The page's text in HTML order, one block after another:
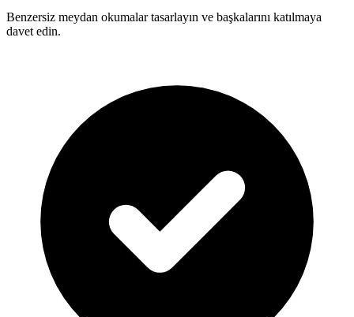
Benzersiz meydan okumalar tasarlayın ve başkalarını katılmaya
davet edin.